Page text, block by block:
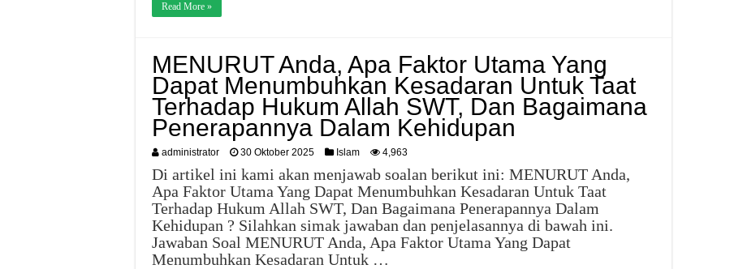
Read More »
MENURUT Anda, Apa Faktor Utama Yang
Dapat Menumbuhkan Kesadaran Untuk Taat
Terhadap Hukum Allah SWT, Dan Bagaimana
Penerapannya Dalam Kehidupan
administrator 30 Oktober 2025 Islam 4,963
Di artikel ini kami akan menjawab soalan berikut ini: MENURUT Anda,
Apa Faktor Utama Yang Dapat Menumbuhkan Kesadaran Untuk Taat
Terhadap Hukum Allah SWT, Dan Bagaimana Penerapannya Dalam
Kehidupan ? Silahkan simak jawaban dan penjelasannya di bawah ini.
Jawaban Soal MENURUT Anda, Apa Faktor Utama Yang Dapat
Menumbuhkan Kesadaran Untuk …